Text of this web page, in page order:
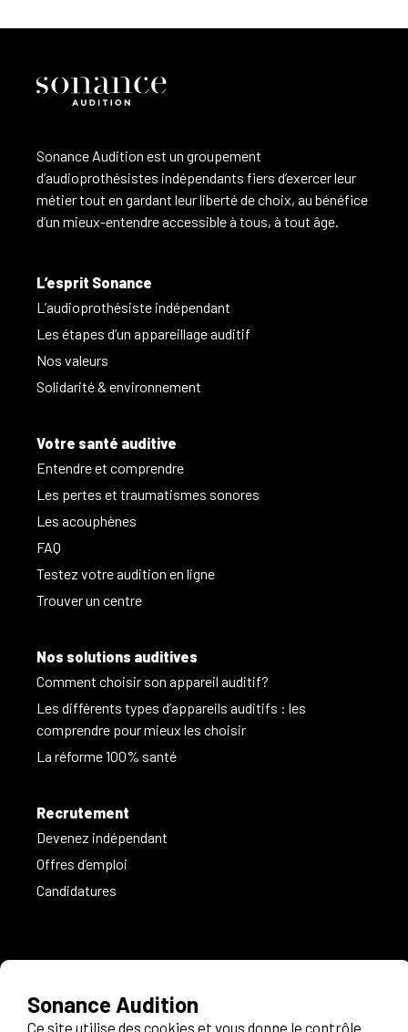
Sonance Audition est un groupement
d’audioprothésistes indépendants fiers d’exercer leur
métier tout en gardant leur liberté de choix, au bénéfice
d’un mieux-entendre accessible à tous, à tout âge.
L’esprit Sonance
L’audioprothésiste indépendant
Les étapes d’un appareillage auditif
Nos valeurs
Solidarité & environnement
Votre santé auditive
Entendre et comprendre
Les pertes et traumatismes sonores
Les acouphènes
FAQ
Testez votre audition en ligne
Trouver un centre
Nos solutions auditives
Comment choisir son appareil auditif?
Les différents types d’appareils auditifs : les
comprendre pour mieux les choisir
La réforme 100% santé
Recrutement
Devenez indépendant
Offres d’emploi
Candidatures
Informations légalesPolitique de confidentialité
ContactFAQEspace proPlan du site